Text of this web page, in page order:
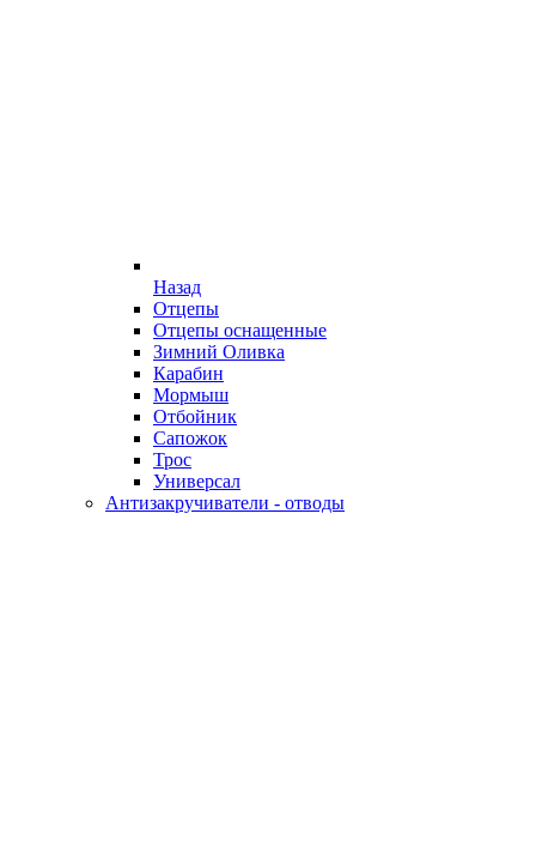
Назад
Отцепы
Отцепы оснащенные
Зимний Оливка
Карабин
Мормыш
Отбойник
Сапожок
Трос
Универсал
Антизакручиватели - отводы